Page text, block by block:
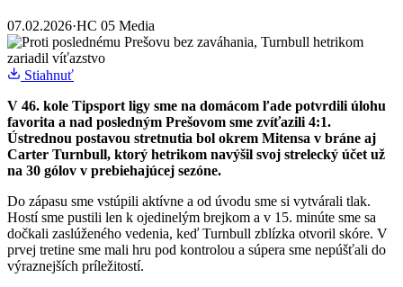
07.02.2026·HC 05 Media
Stiahnuť
V 46. kole Tipsport ligy sme na domácom ľade potvrdili úlohu
favorita a nad posledným Prešovom sme zvíťazili 4:1.
Ústrednou postavou stretnutia bol okrem Mitensa v bráne aj
Carter Turnbull, ktorý hetrikom navýšil svoj strelecký účet už
na 30 gólov v prebiehajúcej sezóne.
Do zápasu sme vstúpili aktívne a od úvodu sme si vytvárali tlak.
Hostí sme pustili len k ojedinelým brejkom a v 15. minúte sme sa
dočkali zaslúženého vedenia, keď Turnbull zblízka otvoril skóre. V
prvej tretine sme mali hru pod kontrolou a súpera sme nepúšťali do
výraznejších príležitostí.